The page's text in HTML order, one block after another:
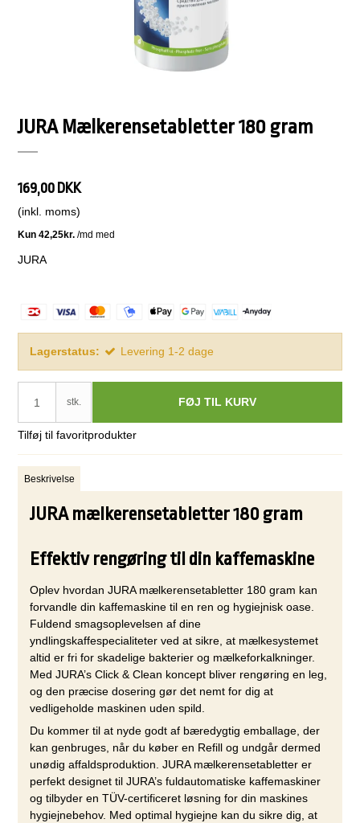
JURA Mælkerensetabletter 180 gram
169,00 DKK
(inkl. moms)
JURA
Lagerstatus: Levering 1-2 dage
stk. FØJ TIL KURV
Tilføj til favoritprodukter
Beskrivelse
JURA mælkerensetabletter 180 gram
Effektiv rengøring til din kaffemaskine
Oplev hvordan JURA mælkerensetabletter 180 gram kan
forvandle din kaffemaskine til en ren og hygiejnisk oase.
Fuldend smagsoplevelsen af dine
yndlingskaffespecialiteter ved at sikre, at mælkesystemet
altid er fri for skadelige bakterier og mælkeforkalkninger.
Med JURA’s Click & Clean koncept bliver rengøring en leg,
og den præcise dosering gør det nemt for dig at
vedligeholde maskinen uden spild.
Du kommer til at nyde godt af bæredygtig emballage, der
kan genbruges, når du køber en Refill og undgår dermed
unødig affaldsproduktion. JURA mælkerensetabletter er
perfekt designet til JURA’s fuldautomatiske kaffemaskiner
og tilbyder en TÜV-certificeret løsning for din maskines
hygiejnebehov. Med optimal hygiejne kan du sikre dig, at